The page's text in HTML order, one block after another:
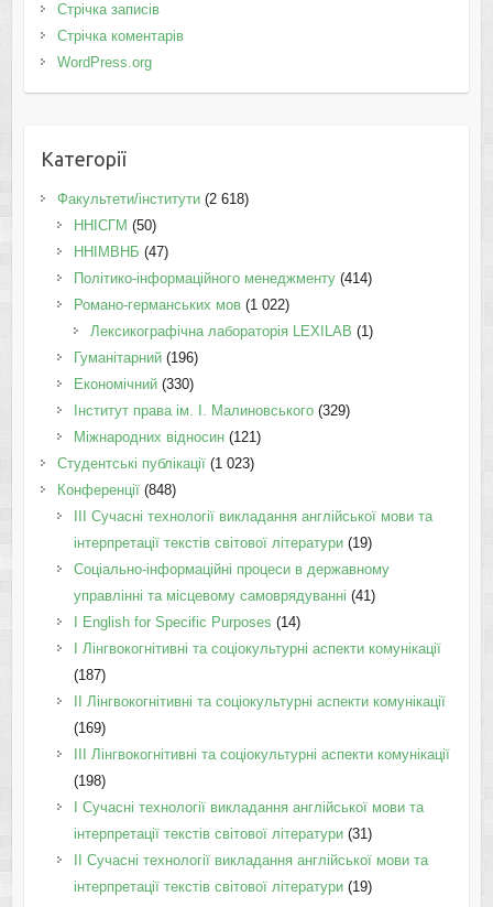
Стрічка записів
Стрічка коментарів
WordPress.org
Категорії
Факультети/інститути(2 618)
ННІСГМ (50)
ННІМВНБ (47)
Політико-інформаційного менеджменту(414)
Романо-германських мов(1 022)
Лексикографічна лабораторія LEXILAB (1)
Гуманітарний(196)
Економічний(330)
Інститут права ім. І. Малиновського(329)
Міжнародних відносин(121)
Студентські публікації(1 023)
Конференції(848)
III Сучасні технології викладання англійської мови та
інтерпретації текстів світової літератури(19)
Соціально-інформаційні процеси в державному
управлінні та місцевому самоврядуванні (41)
І English for Specific Purposes (14)
I Лінгвокогнітивні та соціокультурні аспекти комунікації
(187)
IІ Лінгвокогнітивні та соціокультурні аспекти комунікації
(169)
IІI Лінгвокогнітивні та соціокультурні аспекти комунікації
(198)
I Cучасні технології викладання англійської мови та
інтерпретації текстів світової літератури(31)
II Cучасні технології викладання англійської мови та
інтерпретації текстів світової літератури(19)